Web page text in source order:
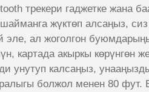
трекери гаджетке жана
жүктөп алсаңыз, сиз
эле, ал жоголгон
картада акыркы көрүнгөн
унутуп калсаңыз,
болжол менен 80 фут.